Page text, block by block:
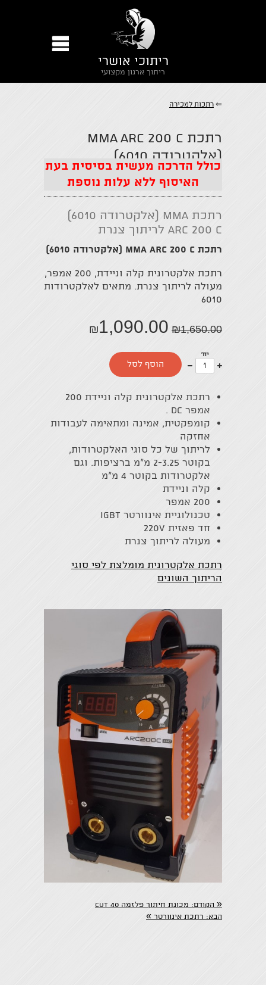
ריתוכי אושרי
ריתוך ארגון מקצועי
⇐ רתכות למכירה
רתכת MMA ARC 200 C
(אלקטרודה 6010)
→
רתכת MMA (אלקטרודה 6010)
ARC 200 C לריתוך צנרת
רתכת MMA ARC 200 C (אלקטרודה 6010)
רתכת אלקטרונית קלה וניידת, 200 אמפר,
מעולה לריתוך צנרת. מתאים לאלקטרודות
6010
₪1,650.00
₪1,090.00
יח'
עוד
אחד
פחות
אחד
הוסף לסל
כולל הדרכה מעשית בסיסית בעת
האיסוף ללא עלות נוספת
רתכת אלקטרונית קלה וניידת 200
אמפר DC .
קומפקטית, אמינה ומתאימה לעבודות
אחזקה
לריתוך של כל סוגי האלקטרודות,
בקוטר 2-3.25 מ"מ ברציפות. וגם
אלקטרודות בקוטר 4 מ"מ
קלה וניידת
200 אמפר
טכנולוגיית אינוורטר IGBT
חד פאזית 220V
מעולה לריתוך צנרת
רתכת אלקטרונית מומלצת לפי סוגי
הריתוך השונים
« הקודם: מכונת חיתוך פלזמה Cut 40
הבא: רתכת אינוורטר »